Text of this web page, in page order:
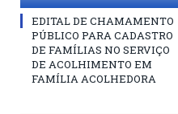
EDITAL DE CHAMAMENTO
PÚBLICO PARA CADASTRO
DE FAMÍLIAS NO SERVIÇO
DE ACOLHIMENTO EM
FAMÍLIA ACOLHEDORA